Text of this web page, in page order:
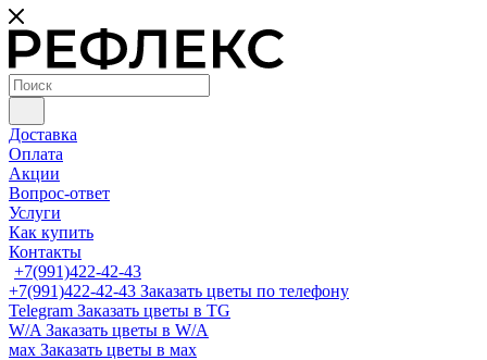
Доставка
Оплата
Акции
Вопрос-ответ
Услуги
Как купить
Контакты
+7(991)422-42-43
+7(991)422-42-43 Заказать цветы по телефону
Telegram Заказать цветы в TG
W/A Заказать цветы в W/A
мах Заказать цветы в мах